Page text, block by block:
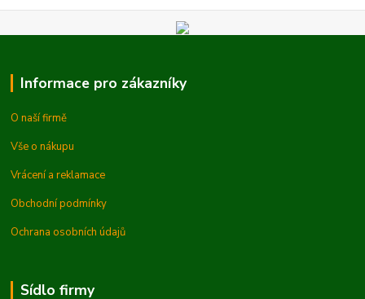
Informace pro zákazníky
O naší firmě
Vše o nákupu
Vrácení a reklamace
Obchodní podmínky
Ochrana osobních údajů
Sídlo firmy